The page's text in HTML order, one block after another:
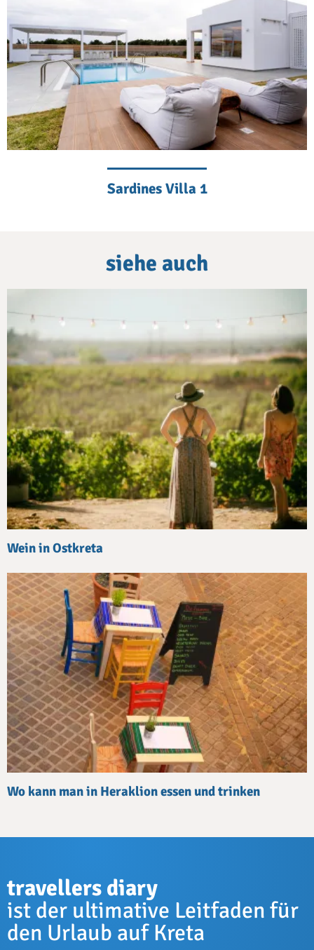
Sardines Villa 1
siehe auch
Wein in Ostkreta
Wo kann man in Heraklion essen und trinken
travellers diary
ist der ultimative Leitfaden für
den Urlaub auf Kreta